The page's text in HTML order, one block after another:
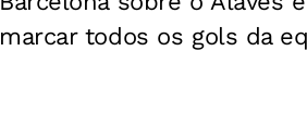
marcar todos os gols da